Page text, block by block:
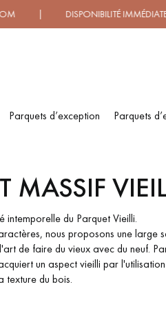
IMMÉDIATE |
Parquets d’exception Parquets
CONTRECOLLÉ -
FLOTTANT
PARQUET EN BOIS
MASSIF
intemporelle du Parquet Vieilli.
nous proposons une large
de faire du vieux avec du neuf.
un aspect vieilli par
texture du bois.